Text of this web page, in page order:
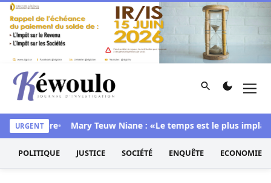
Aller au contenu
Kéwoulo, le premier site d'information et d'investigation
Rechercher
URGENT
chambre Mary Teuw Niane : «Le temps est le plus
POLITIQUE JUSTICE SOCIÉTÉ ENQUÊTE ECONOMIE